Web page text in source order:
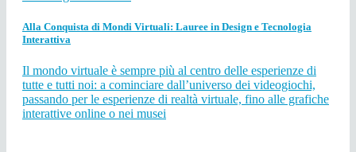
Alla Conquista di Mondi Virtuali: Lauree in Design e Tecnologia
Interattiva
Il mondo virtuale è sempre più al centro delle esperienze di
tutte e tutti noi: a cominciare dall’universo dei videogiochi,
passando per le esperienze di realtà virtuale, fino alle grafiche
interattive online o nei musei